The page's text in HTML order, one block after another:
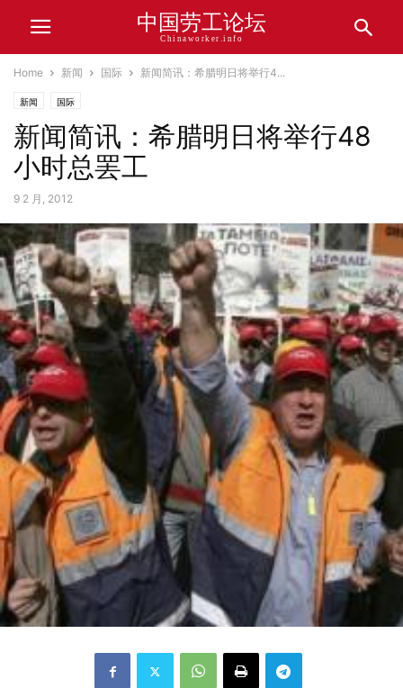
中国劳工论坛
Chinaworker.info
Home 新闻 国际 新闻简讯：希腊明日将举行4...
新闻 国际
新闻简讯：希腊明日将举行48
小时总罢工
9 2 月, 2012